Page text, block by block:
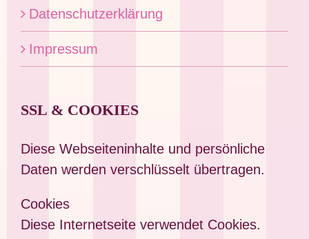
Datenschutzerklärung
Impressum
SSL & COOKIES
Diese Webseiteninhalte und persönliche
Daten werden verschlüsselt übertragen.
Cookies
Diese Internetseite verwendet Cookies.